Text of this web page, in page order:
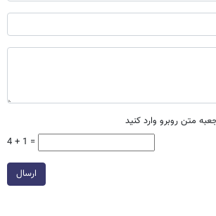
متن روبرو وارد کنید
4 + 1 =
ارسال